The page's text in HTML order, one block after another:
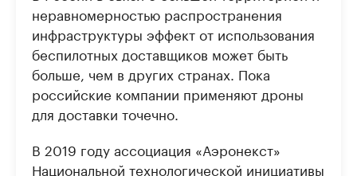
неравномерностью распространения
инфраструктуры эффект от использования
беспилотных доставщиков может быть
больше, чем в других странах. Пока
российские компании применяют дроны
для доставки точечно.
В 2019 году ассоциация «Аэронекст»
Национальной технологической инициативы